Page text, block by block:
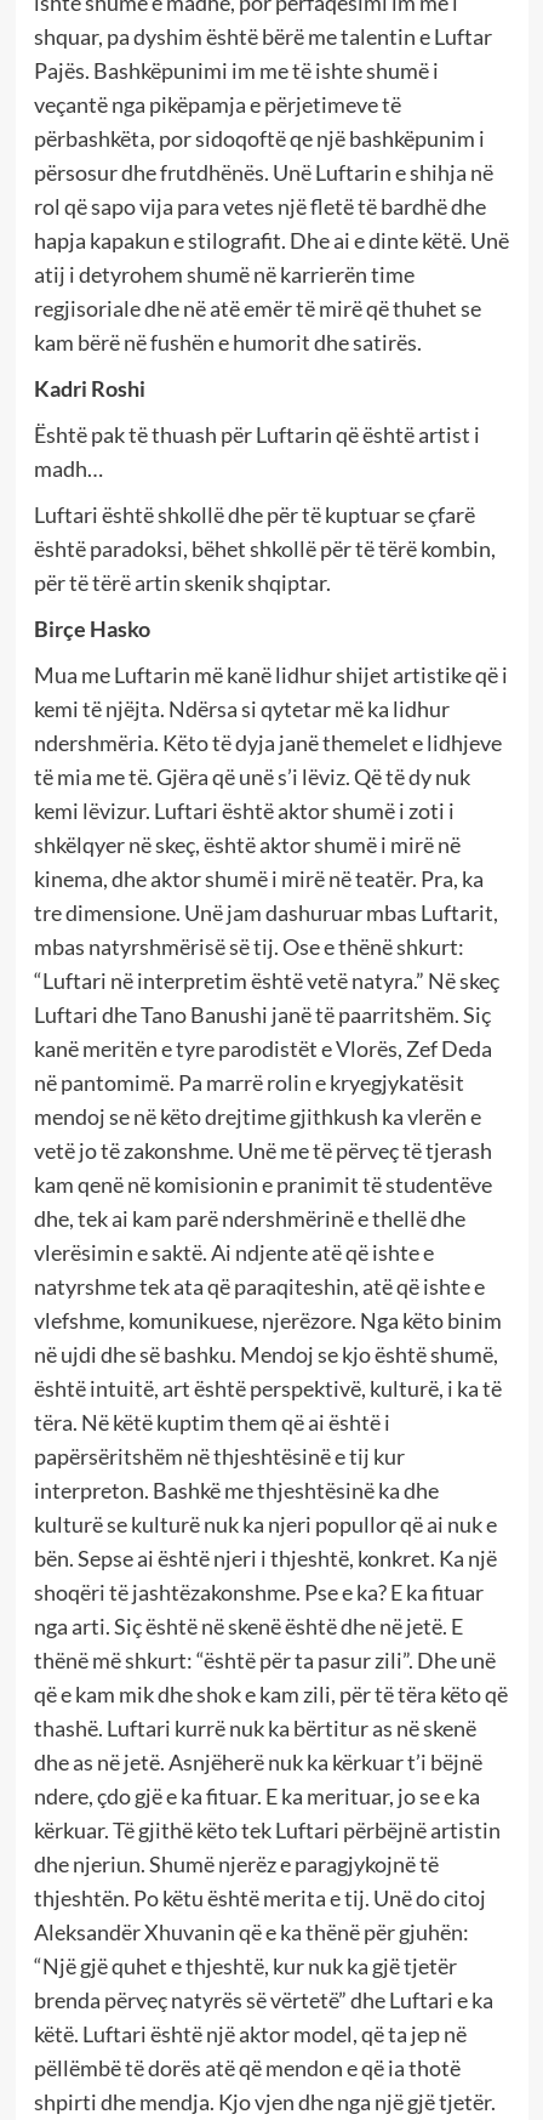
shquar, pa dyshim është bërë me talentin e Luftar
Pajës. Bashkëpunimi im me të ishte shumë i
veçantë nga pikëpamja e përjetimeve të
përbashkëta, por sidoqoftë qe një bashkëpunim i
përsosur dhe frutdhënës. Unë Luftarin e shihja në
rol që sapo vija para vetes një fletë të bardhë dhe
hapja kapakun e stilografit. Dhe ai e dinte këtë. Unë
atij i detyrohem shumë në karrierën time
regjisoriale dhe në atë emër të mirë që thuhet se
kam bërë në fushën e humorit dhe satirës.
Kadri Roshi
Është pak të thuash për Luftarin që është artist i
madh…
Luftari është shkollë dhe për të kuptuar se çfarë
është paradoksi, bëhet shkollë për të tërë kombin,
për të tërë artin skenik shqiptar.
Birçe Hasko
Mua me Luftarin më kanë lidhur shijet artistike që i
kemi të njëjta. Ndërsa si qytetar më ka lidhur
ndershmëria. Këto të dyja janë themelet e lidhjeve
të mia me të. Gjëra që unë s’i lëviz. Që të dy nuk
kemi lëvizur. Luftari është aktor shumë i zoti i
shkëlqyer në skeç, është aktor shumë i mirë në
kinema, dhe aktor shumë i mirë në teatër. Pra, ka
tre dimensione. Unë jam dashuruar mbas Luftarit,
mbas natyrshmërisë së tij. Ose e thënë shkurt:
“Luftari në interpretim është vetë natyra.” Në skeç
Luftari dhe Tano Banushi janë të paarritshëm. Siç
kanë meritën e tyre parodistët e Vlorës, Zef Deda
në pantomimë. Pa marrë rolin e kryegjykatësit
mendoj se në këto drejtime gjithkush ka vlerën e
vetë jo të zakonshme. Unë me të përveç të tjerash
kam qenë në komisionin e pranimit të studentëve
dhe, tek ai kam parë ndershmërinë e thellë dhe
vlerësimin e saktë. Ai ndjente atë që ishte e
natyrshme tek ata që paraqiteshin, atë që ishte e
vlefshme, komunikuese, njerëzore. Nga këto binim
në ujdi dhe së bashku. Mendoj se kjo është shumë,
është intuitë, art është perspektivë, kulturë, i ka të
tëra. Në këtë kuptim them që ai është i
papërsëritshëm në thjeshtësinë e tij kur
interpreton. Bashkë me thjeshtësinë ka dhe
kulturë se kulturë nuk ka njeri popullor që ai nuk e
bën. Sepse ai është njeri i thjeshtë, konkret. Ka një
shoqëri të jashtëzakonshme. Pse e ka? E ka fituar
nga arti. Siç është në skenë është dhe në jetë. E
thënë më shkurt: “është për ta pasur zili”. Dhe unë
që e kam mik dhe shok e kam zili, për të tëra këto që
thashë. Luftari kurrë nuk ka bërtitur as në skenë
dhe as në jetë. Asnjëherë nuk ka kërkuar t’i bëjnë
ndere, çdo gjë e ka fituar. E ka merituar, jo se e ka
kërkuar. Të gjithë këto tek Luftari përbëjnë artistin
dhe njeriun. Shumë njerëz e paragjykojnë të
thjeshtën. Po këtu është merita e tij. Unë do citoj
Aleksandër Xhuvanin që e ka thënë për gjuhën:
“Një gjë quhet e thjeshtë, kur nuk ka gjë tjetër
brenda përveç natyrës së vërtetë” dhe Luftari e ka
këtë. Luftari është një aktor model, që ta jep në
pëllëmbë të dorës atë që mendon e që ia thotë
shpirti dhe mendja. Kjo vjen dhe nga një gjë tjetër.